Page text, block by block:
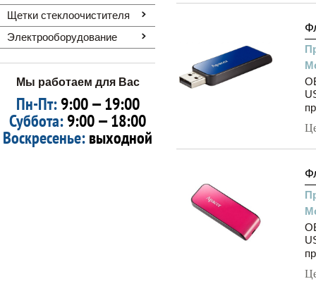
Щетки стеклоочистителя
Электрооборудование
Мы работаем для Вас
Пн-Пт:9:00 — 19:00
Суббота:9:00 — 18:00
Воскресенье:выходной